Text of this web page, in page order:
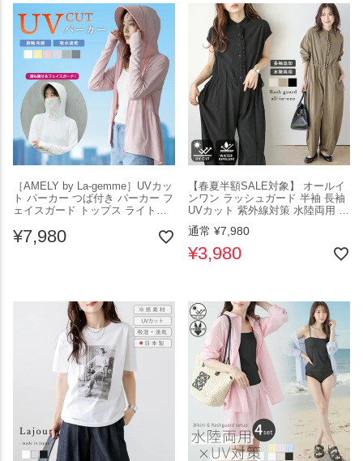
［AMELY by La-gemme］UVカッ
ト パーカー つば付き パーカー フ
ェイスガード トップス ライトア
乾 接触冷感 紫外線対策 日焼け対
策 トップス 指穴 体型カバー 通勤
¥7,980
【春夏半額SALE対象】 オールイ
ンワン ラッシュガード 半袖 長袖
UVカット 紫外線対策 水陸両用 大
人可愛い 体型カバー レディース
おすすめ おしゃれ 2025春夏新作
【lssrss25-1377】【即納：1-5営
業日】【送料無料】メ込2
通常 ¥7,980
¥3,980